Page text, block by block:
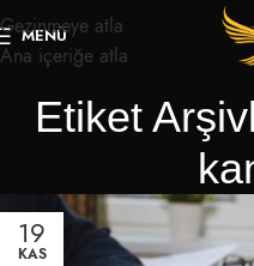
Gezinmeye atla
Ana içeriğe atla
MENÜ
Etiket
19
KAS